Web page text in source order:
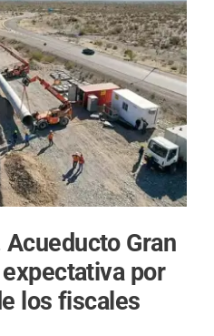
Acueducto Gran
por
los fiscales